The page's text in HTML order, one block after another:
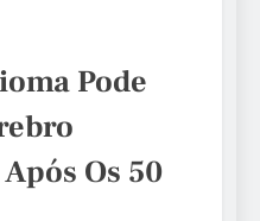
Pode
Os 50